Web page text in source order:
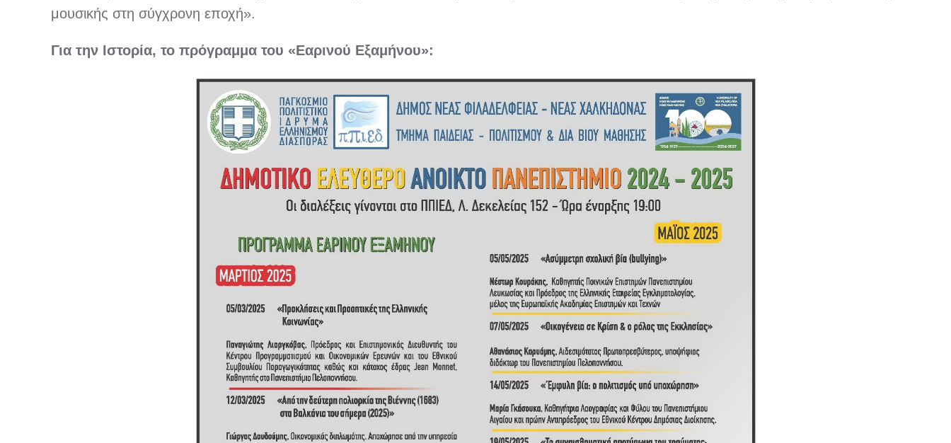
μουσικής στη σύγχρονη εποχή».
Για την Ιστορία, το πρόγραμμα του «Εαρινού Εξαμήνου»: